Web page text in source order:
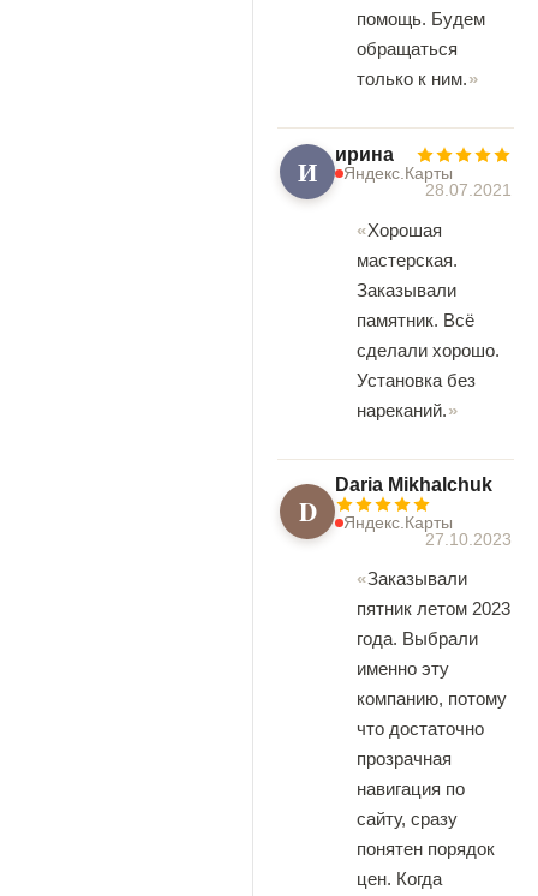
помощь. Будем
обращаться
только к ним.
И ирина
Яндекс.Карты
28.07.2021
Хорошая
мастерская.
Заказывали
памятник. Всё
сделали хорошо.
Установка без
нареканий.
D
Daria Mikhalchuk
Яндекс.Карты
27.10.2023
Заказывали
пятник летом 2023
года. Выбрали
именно эту
компанию, потому
что достаточно
прозрачная
навигация по
сайту, сразу
понятен порядок
цен. Когда